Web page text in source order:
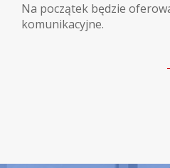
Na początek będzie
komunikacyjne.